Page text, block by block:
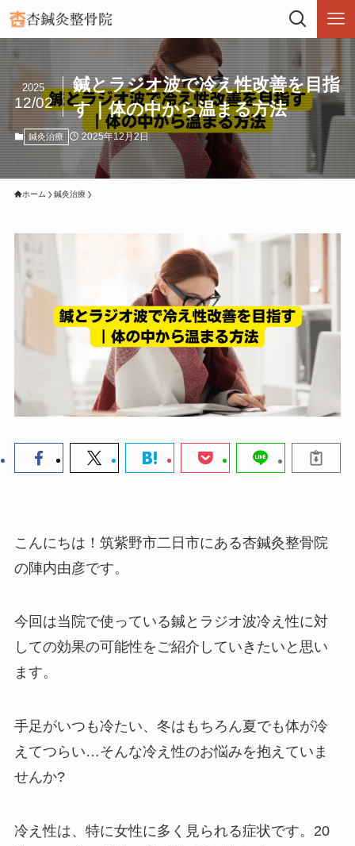
鍼とラジオ波で冷え性改善を目指
す｜体の中から温まる方法
2025
12/02
鍼灸治療 2025年12月2日
ホーム 鍼灸治療
こんにちは！筑紫野市二日市にある杏鍼灸整骨院
の陣内由彦です。
今回は当院で使っている鍼とラジオ波冷え性に対
しての効果の可能性をご紹介していきたいと思い
ます。
手足がいつも冷たい、冬はもちろん夏でも体が冷
えてつらい…そんな冷え性のお悩みを抱えていま
せんか?
冷え性は、特に女性に多く見られる症状です。20